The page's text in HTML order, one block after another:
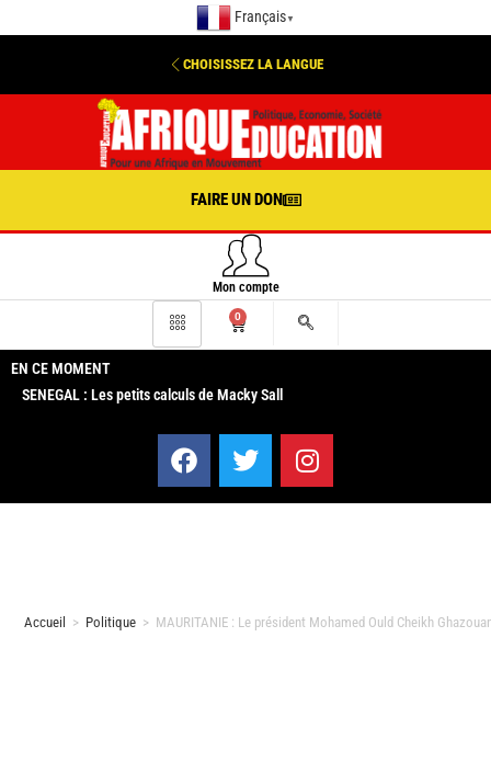
Français ▼
CHOISISSEZ LA LANGUE
FAIRE UN DON
Mon compte
0
EN CE MOMENT
SENEGAL : Les petits calculs de Macky Sall
Accueil > Politique > MAURITANIE : Le président Mohamed Ould Cheikh